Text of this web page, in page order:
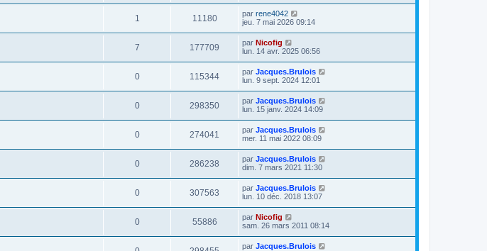
1 11180 par rene4042
jeu. 7 mai 2026 09:14
7 177709 par Nicofig
lun. 14 avr. 2025 06:56
0 115344 par Jacques.Brulois
lun. 9 sept. 2024 12:01
0 298350 par Jacques.Brulois
lun. 15 janv. 2024 14:09
0 274041 par Jacques.Brulois
mer. 11 mai 2022 08:09
0 286238 par Jacques.Brulois
dim. 7 mars 2021 11:30
0 307563 par Jacques.Brulois
lun. 10 déc. 2018 13:07
0 55886 par Nicofig
sam. 26 mars 2011 08:14
par Jacques.Brulois